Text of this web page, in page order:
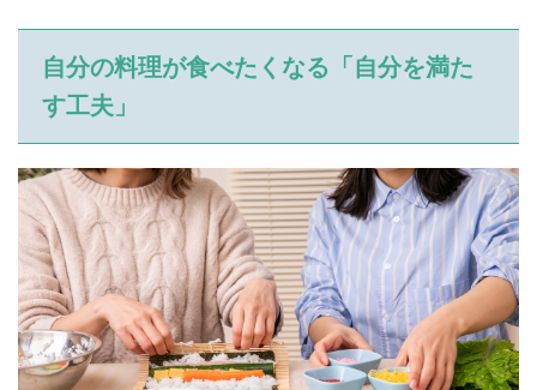
自分の料理が食べたくなる「自分を満た
す工夫」